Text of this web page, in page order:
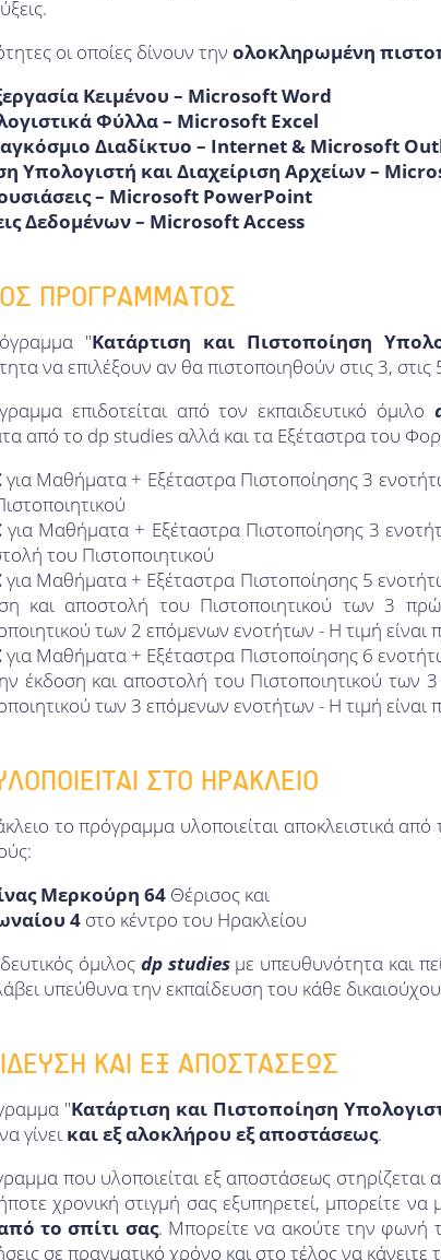
οι οποίες δίνουν την ολοκληρωμένη
Κειμένου – Microsoft Word
Φύλλα – Microsoft Excel
Διαδίκτυο – Internet & Microsoft
Υπολογιστή και Διαχείριση Αρχείων –
– Microsoft PowerPoint
Δεδομένων – Microsoft Access
ΠΡΟΓΡΑΜΜΑΤΟΣ
"Κατάρτιση και Πιστοποίηση
να επιλέξουν αν θα πιστοποιηθούν στις 3, στις
επιδοτείται από τον εκπαιδευτικό όμιλο
από το dp studies αλλά και τα Εξέταστρα του
για Μαθήματα + Εξέταστρα Πιστοποίησης 3
για Μαθήματα + Εξέταστρα Πιστοποίησης 3
του Πιστοποιητικού
για Μαθήματα + Εξέταστρα Πιστοποίησης 5
και αποστολή του Πιστοποιητικού των 3
των 2 επόμενων ενοτήτων - Η τιμή
για Μαθήματα + Εξέταστρα Πιστοποίησης 6
έκδοση και αποστολή του Πιστοποιητικού των
των 3 επόμενων ενοτήτων - Η τιμή
ΣΤΟ ΗΡΑΚΛΕΙΟ
το πρόγραμμα υλοποιείται αποκλειστικά από
Μερκούρη 64Θέρισος και
4στο κέντρο του Ηρακλείου
όμιλος dp studies με υπευθυνότητα και
υπεύθυνα την εκπαίδευση του κάθε
ΚΑΙ ΕΞ ΑΠΟΣΤΑΣΕΩΣ
"Κατάρτιση και Πιστοποίηση
γίνει και εξ αλοκλήρου εξ αποστάσεως.
που υλοποιείται εξ αποστάσεως στηρίζεται
χρονική στιγμή σας εξυπηρετεί, μπορείτε να
το σπίτι σας. Μπορείτε να ακούτε την φωνή
σε πραγματικό χρόνο και στο τέλος να